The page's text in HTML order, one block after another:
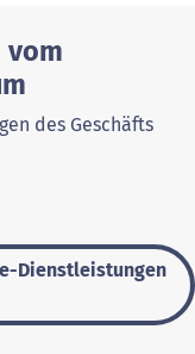
vom
des Geschäfts
Dienstleistungen